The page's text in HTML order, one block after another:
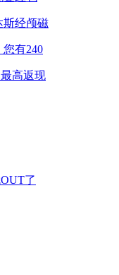
斯经颅磁
有240
高返现
了